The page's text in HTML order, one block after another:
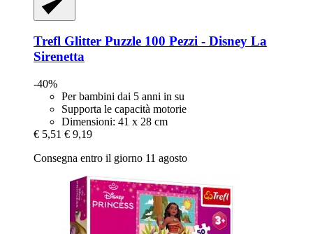
Trefl Glitter Puzzle 100 Pezzi -​ Disney La
Sirenetta
-40%
Per bambini dai 5 anni in su
Supporta le capacità motorie
Dimensioni: 41 x 28 cm
€ 5,51 € 9,19
Consegna entro il giorno 11 agosto